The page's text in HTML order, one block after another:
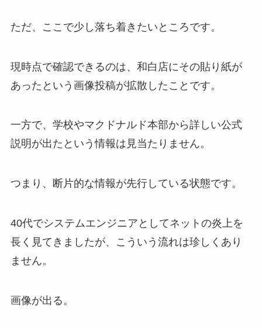
ただ、ここで少し落ち着きたいところです。
現時点で確認できるのは、和白店にその貼り紙が
あったという画像投稿が拡散したことです。
一方で、学校やマクドナルド本部から詳しい公式
説明が出たという情報は見当たりません。
つまり、断片的な情報が先行している状態です。
40代でシステムエンジニアとしてネットの炎上を
長く見てきましたが、こういう流れは珍しくあり
ません。
画像が出る。